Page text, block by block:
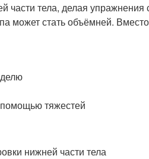
части тела, делая
может стать объёмней.
помощью тяжестей
нижней части тела